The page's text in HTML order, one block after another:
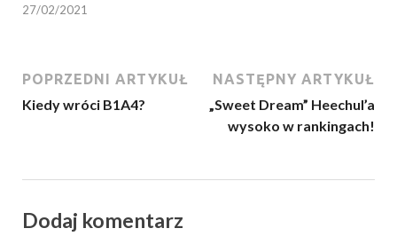
27/02/2021
POPRZEDNI ARTYKUŁ
Kiedy wróci B1A4?
NASTĘPNY ARTYKUŁ
„Sweet Dream” Heechul’a
wysoko w rankingach!
Dodaj komentarz